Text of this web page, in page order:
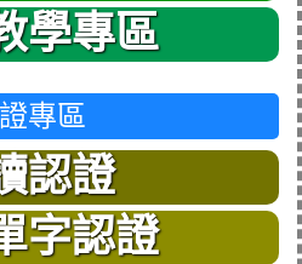
學專區
專區
認證
字認證